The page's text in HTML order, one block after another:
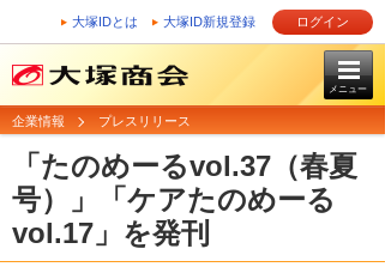
大塚IDとは 大塚ID新規登録 ログイン
メニュー
企業情報 プレスリリース
「たのめーるvol.37（春夏
号）」「ケアたのめーる
vol.17」を発刊